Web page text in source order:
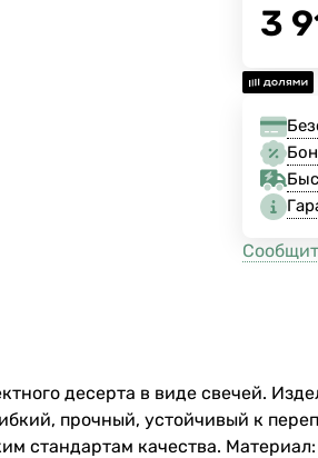
3
десерта в виде свечей.
прочный, устойчивый к
стандартам качества.